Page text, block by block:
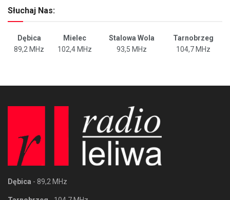
Słuchaj Nas:
Dębica Mielec Stalowa Wola
Tarnobrzeg
89,2 MHz
102,4 MHz 93,5 MHz 104,7 MHz
Dębica - 89,2 MHz